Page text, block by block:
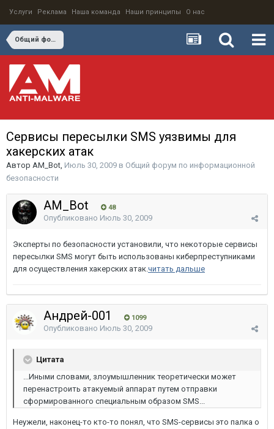
Услуги Реклама Наша команда Наши принципы О нас
Общий форум по информационной безопасности
Сервисы пересылки SMS уязвимы для
хакерских атак
Автор AM_Bot, Июль 30, 2009 в Общий форум по информационной
безопасности
AM_Bot 48
Опубликовано Июль 30, 2009
Эксперты по безопасности установили, что некоторые сервисы
пересылки SMS могут быть использованы киберпреступниками
для осуществления хакерских атак.читать дальше
Андрей-001 1099
Опубликовано Июль 30, 2009
Цитата
...Иными словами, злоумышленник теоретически может
перенастроить атакуемый аппарат путем отправки
сформированного специальным образом SMS...
Неужели, наконец-то кто-то понял, что SMS-сервисы это палка о